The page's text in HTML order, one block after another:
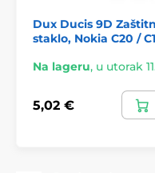
Dux Ducis 9D
staklo, Nokia C20 /
Na lageru, u utorak
5,02 €